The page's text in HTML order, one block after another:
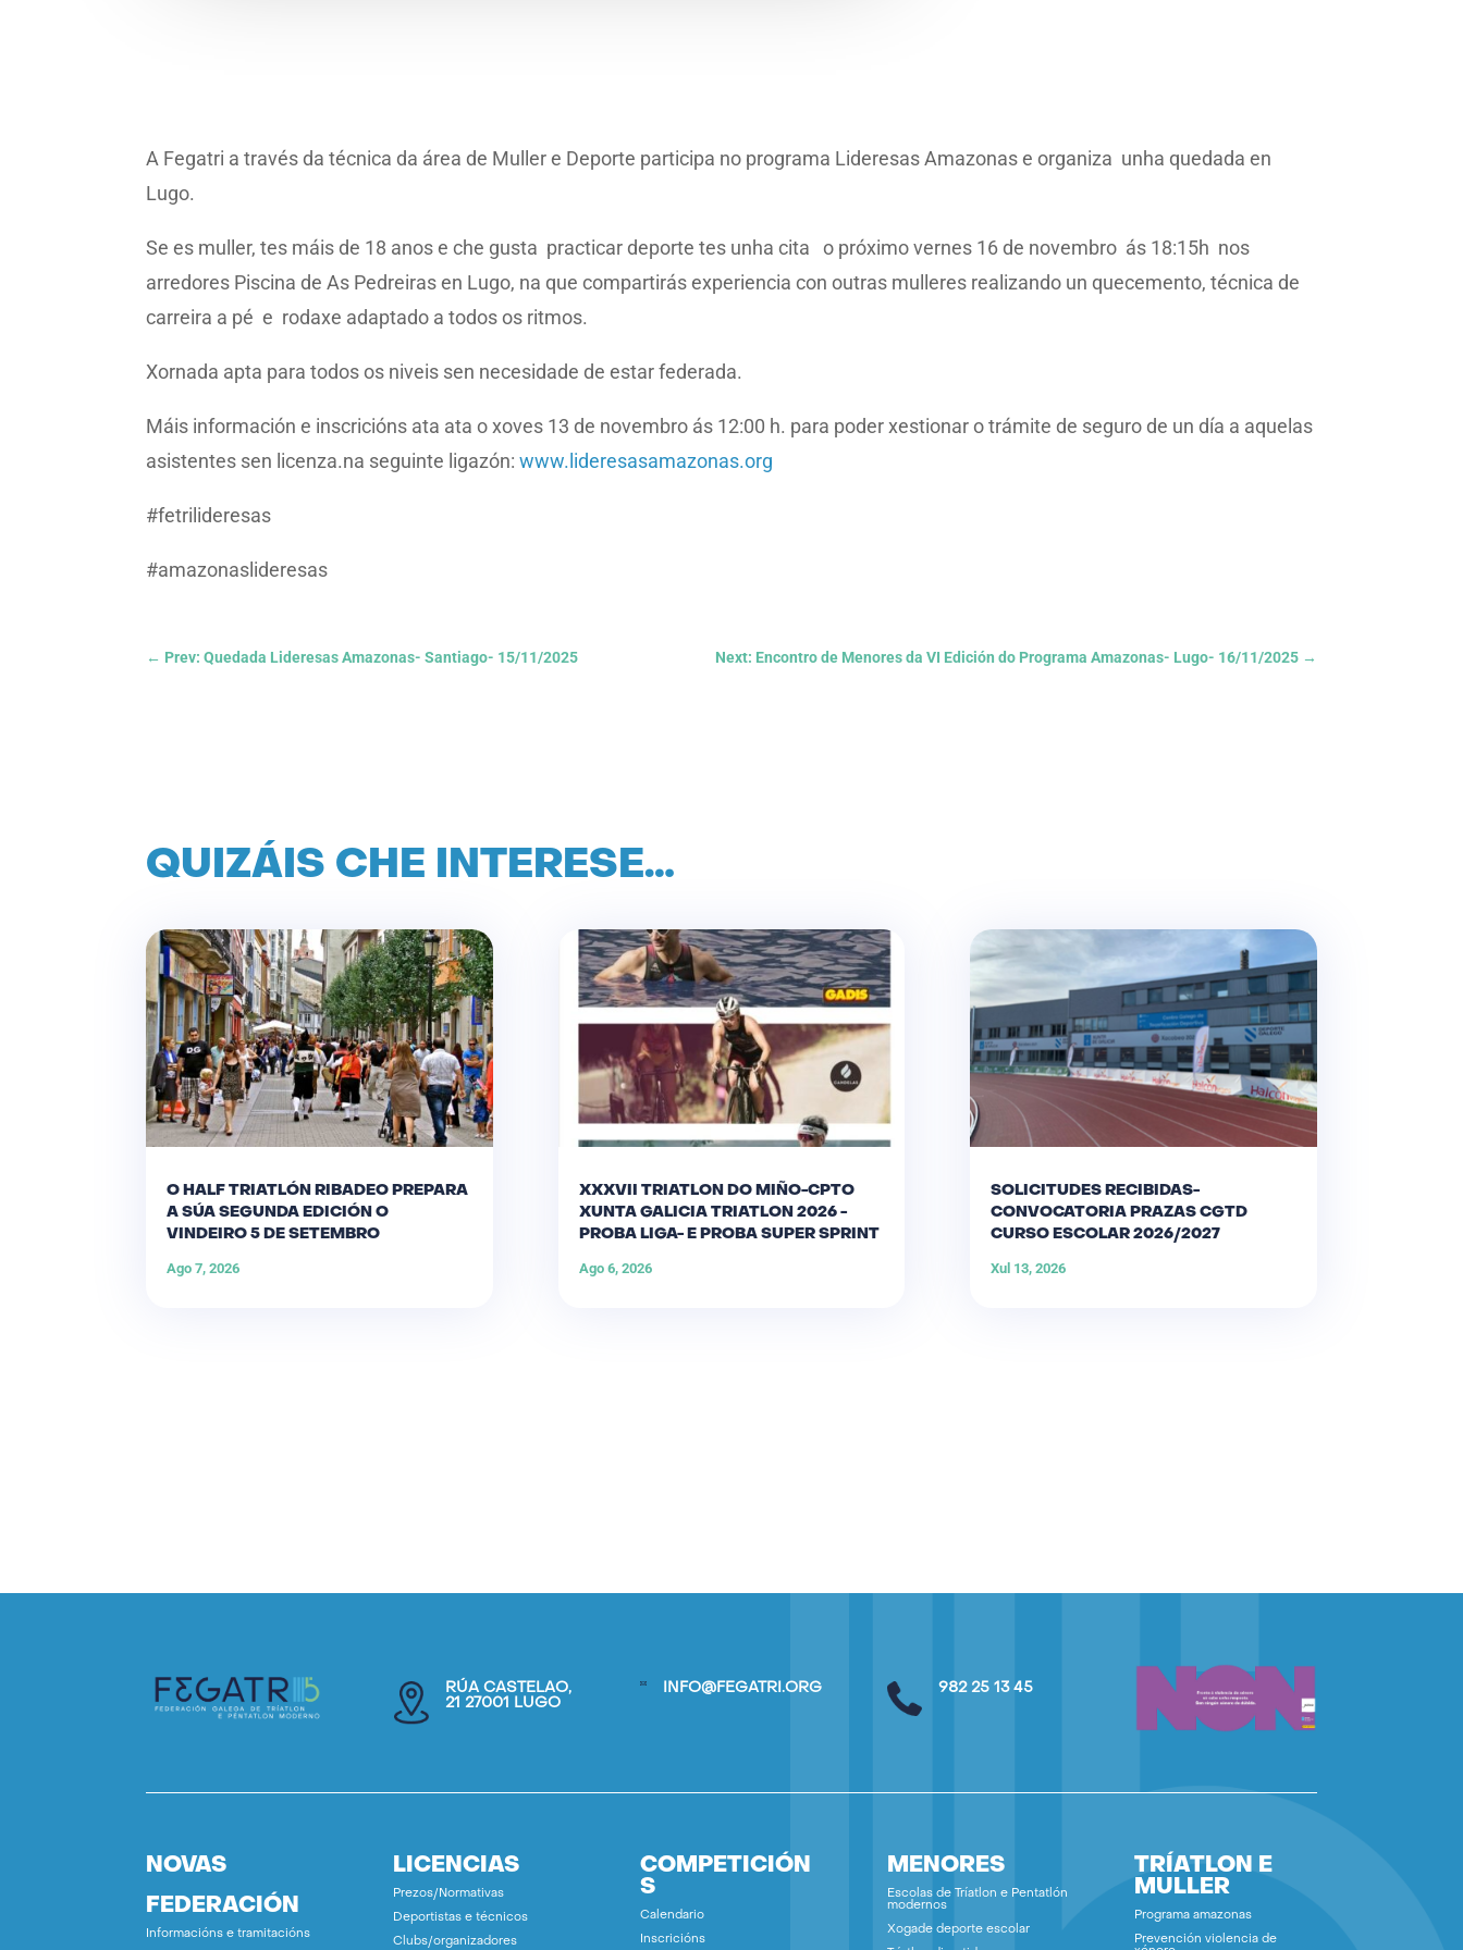
A Fegatri a través da técnica da área de Muller e Deporte participa no programa Lideresas Amazonas e organiza unha quedada en
Lugo.
Se es muller, tes máis de 18 anos e che gusta practicar deporte tes unha cita o próximo vernes 16 de novembro ás 18:15h nos
arredores Piscina de As Pedreiras en Lugo, na que compartirás experiencia con outras mulleres realizando un quecemento, técnica de
carreira a pé e rodaxe adaptado a todos os ritmos.
Xornada apta para todos os niveis sen necesidade de estar federada.
Máis información e inscricións ata ata o xoves 13 de novembro ás 12:00 h. para poder xestionar o trámite de seguro de un día a aquelas
asistentes sen licenza.na seguinte ligazón:www.lideresasamazonas.org
#fetrilideresas
#amazonaslideresas
← Prev: Quedada Lideresas Amazonas- Santiago- 15/11/2025 Next: Encontro de Menores da VI Edición do Programa Amazonas- Lugo- 16/11/2025→
QUIZÁIS CHE INTERESE…
O HALF TRIATLÓN RIBADEO PREPARA
A SÚA SEGUNDA EDICIÓN O
VINDEIRO 5 DE SETEMBRO
Ago 7, 2026
XXXVII TRIATLON DO MIÑO-CPTO
XUNTA GALICIA TRIATLON 2026 -
PROBA LIGA- E PROBA SUPER SPRINT
Ago 6, 2026
SOLICITUDES RECIBIDAS-
CONVOCATORIA PRAZAS CGTD
CURSO ESCOLAR 2026/2027
Xul 13, 2026
RÚA CASTELAO,
21 27001 LUGO
INFO@FEGATRI.ORG 982 25 13 45
NOVAS
FEDERACIÓN
Informacións e tramitacións
LICENCIAS
Prezos/Normativas
Deportistas e técnicos
Clubs/organizadores
COMPETICIÓN
S
Calendario
Inscricións
MENORES
Escolas de Tríatlon e Pentatlón
modernos
Xogade deporte escolar
TRÍATLON E
MULLER
Programa amazonas
Prevención violencia de